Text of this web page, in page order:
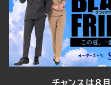
公
式
公
式
チャンスは8